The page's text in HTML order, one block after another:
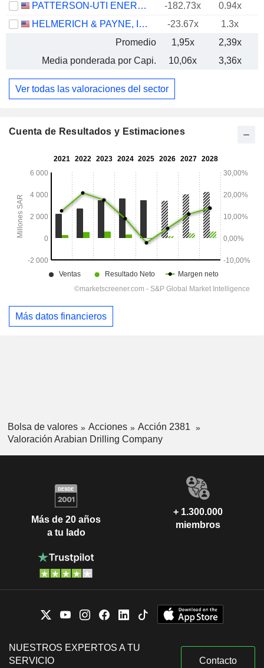
PATTERSON-UTI ENERGY, INC.
-182.73x
0.94x
HELMERICH & PAYNE, INC.
-23.67x
1.3x
Promedio
1,95x
2,39x
Media ponderada por Capi.
10,06x 3,36x
Ver todas las valoraciones del sector
Cuenta de Resultados y Estimaciones
Más datos financieros
Bolsa de valores Acciones
Acción 2381
Valoración Arabian Drilling Company
Más de 20 años
a tu lado
+ 1.300.000
miembros
NUESTROS EXPERTOS A TU
SERVICIO
Contacto